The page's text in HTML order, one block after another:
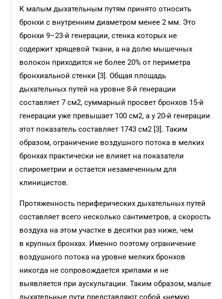
К малым дыхательным путям принято относить
бронхи с внутренним диаметром менее 2 мм. Это
бронхи 9–23-й генерации, стенка которых не
содержит хрящевой ткани, а на долю мышечных
волокон приходится не более 20% от периметра
бронхиальной стенки [3]. Общая площадь
дыхательных путей на уровне 8-й генерации
составляет 7 см2, суммарный просвет бронхов 15-й
генерации уже превышает 100 см2, а у 20-й генерации
этот показатель составляет 1743 см2 [3]. Таким
образом, ограничение воздушного потока в мелких
бронхах практически не влияет на показатели
спирометрии и остается незамеченным для
клиницистов.
Протяженность периферических дыхательных путей
составляет всего несколько сантиметров, а скорость
воздуха на этом участке в десятки раз ниже, чем
в крупных бронхах. Именно поэтому ограничение
воздушного потока на уровне мелких бронхов
никогда не сопровождается хрипами и не
выявляется при аускультации. Таким образом, малые
дыхательные пути представляют собой «немую